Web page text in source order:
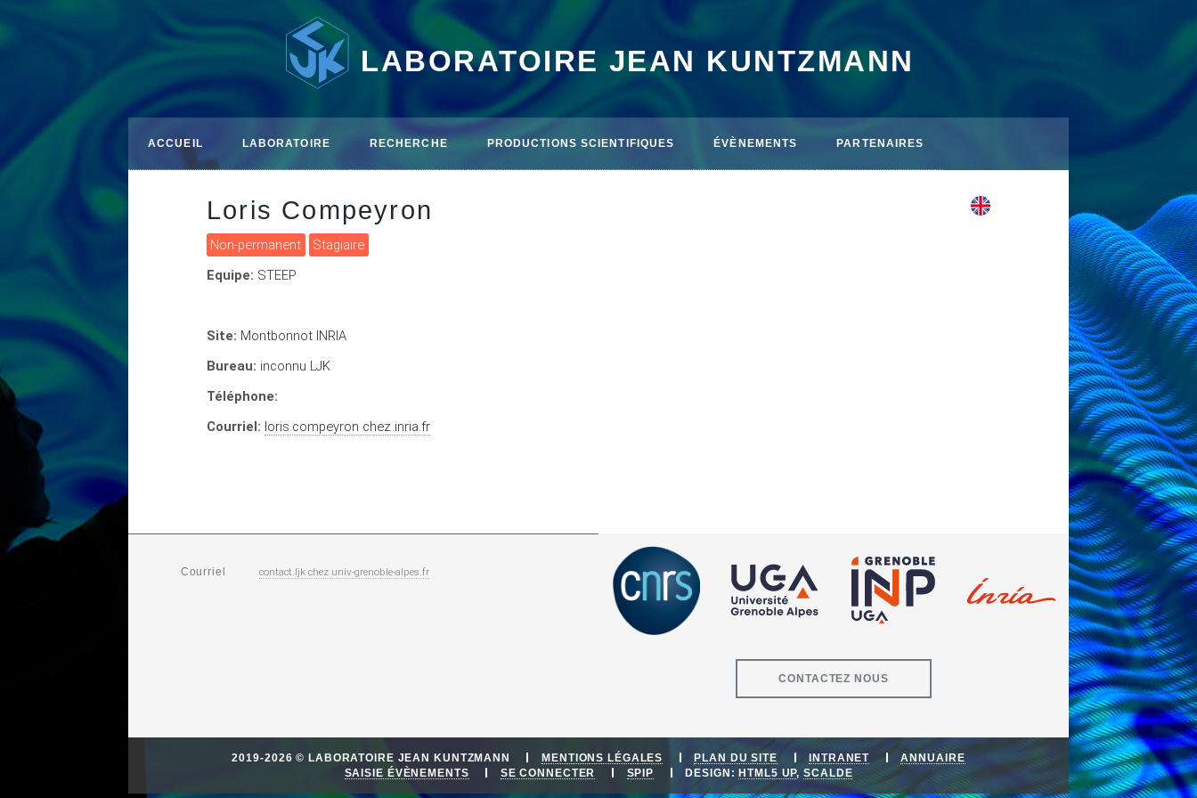
LABORATOIRE JEAN KUNTZMANN
ACCUEIL LABORATOIRE RECHERCHE PRODUCTIONS SCIENTIFIQUES ÉVÈNEMENTS PARTENAIRES
Loris Compeyron
Non-permanent
Stagiaire
Equipe: STEEP
Site: Montbonnot INRIA
Bureau: inconnu LJK
Téléphone:
Courriel: loris.compeyron chez inria.fr
Courriel contact.ljkchez univ-grenoble-alpes.fr
CONTACTEZ NOUS
2019-2026 © LABORATOIRE JEAN KUNTZMANN MENTIONS LÉGALES PLAN DU SITE INTRANET
ANNUAIRE
SAISIE ÉVÈNEMENTS
SE CONNECTER SPIP DESIGN: HTML5 UP,SCALDE